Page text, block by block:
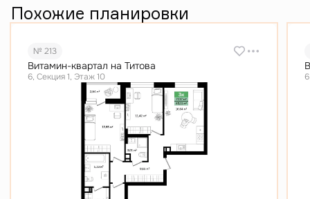
Похожие планировки
№ 213
Витамин-квартал на Титова
6, Секция 1, Этаж 10